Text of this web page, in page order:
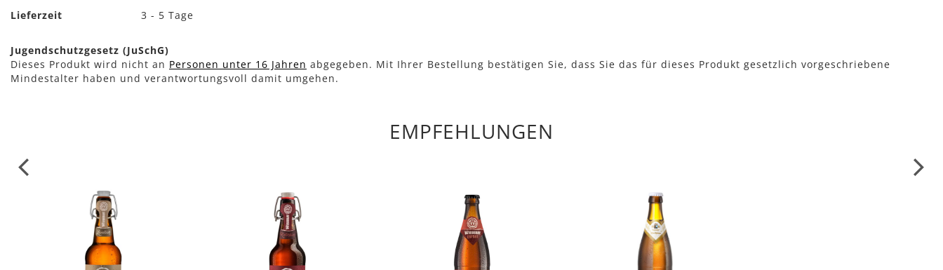
Lieferzeit
3 - 5 Tage
Jugendschutzgesetz (JuSchG)
Dieses Produkt wird nicht an Personen unter 16 Jahren abgegeben. Mit Ihrer Bestellung bestätigen Sie, dass Sie das für dieses Produkt gesetzlich vorgeschriebene
Mindestalter haben und verantwortungsvoll damit umgehen.
EMPFEHLUNGEN